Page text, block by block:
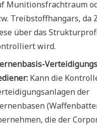
Munitionsfrachtraum
Treibstoffhangars, da
über das
wird.
Kann die
der
die der